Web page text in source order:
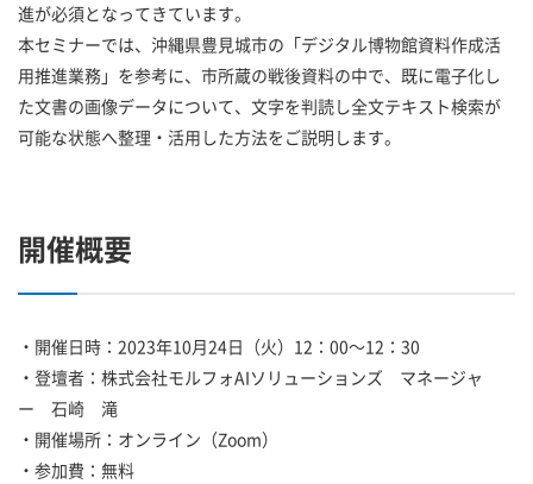
進が必須となってきています。
本セミナーでは、沖縄県豊見城市の「デジタル博物館資料作成活
用推進業務」を参考に、市所蔵の戦後資料の中で、既に電子化し
た文書の画像データについて、文字を判読し全文テキスト検索が
可能な状態へ整理・活用した方法をご説明します。
開催概要
・開催日時：2023年10月24日（火）12：00～12：30
・登壇者：株式会社モルフォAIソリューションズ マネージャ
ー 石崎 滝
・開催場所：オンライン（Zoom）
・参加費：無料